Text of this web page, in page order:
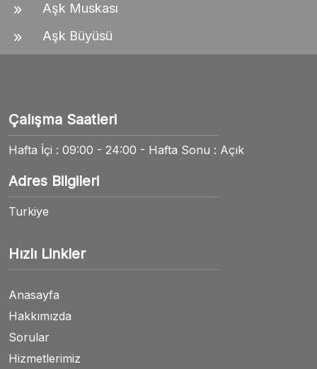
Aşk Muskası
Aşk Büyüsü
Çalışma Saatleri
Hafta İçi : 09:00 - 24:00 - Hafta Sonu : Açık
Adres Bilgileri
Turkiye
Hızlı Linkler
Anasayfa
Hakkımızda
Sorular
Hizmetlerimiz